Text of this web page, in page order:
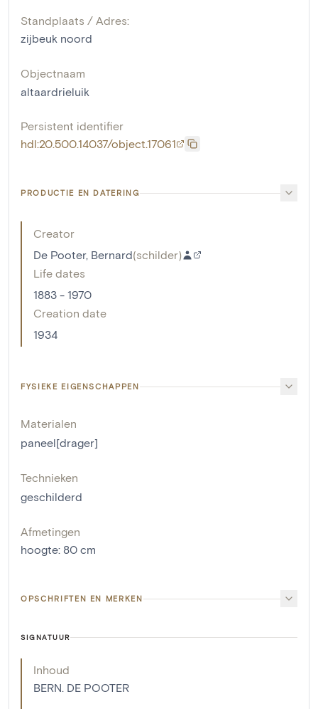
Standplaats / Adres:
zijbeuk noord
Objectnaam
altaardrieluik
Persistent identifier
hdl:20.500.14037/object.17061
PRODUCTIE EN DATERING
Creator
De Pooter, Bernard(schilder)
Life dates
1883 - 1970
Creation date
1934
FYSIEKE EIGENSCHAPPEN
Materialen
paneel[drager]
Technieken
geschilderd
Afmetingen
hoogte: 80 cm
OPSCHRIFTEN EN MERKEN
SIGNATUUR
Inhoud
BERN. DE POOTER